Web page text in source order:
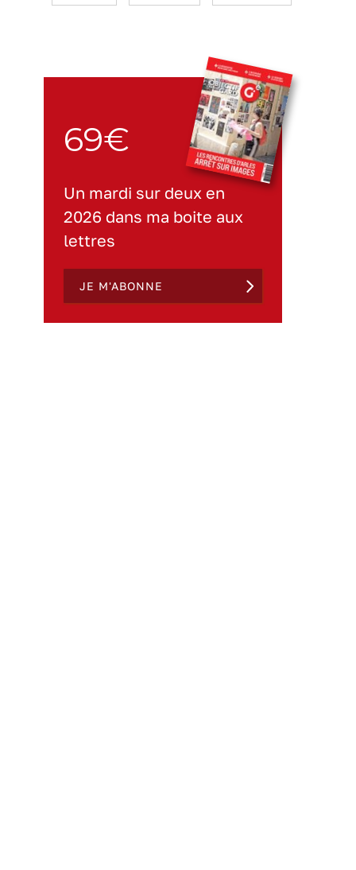
69€
Un mardi sur deux en
2026 dans ma boite aux
lettres
JE M'ABONNE